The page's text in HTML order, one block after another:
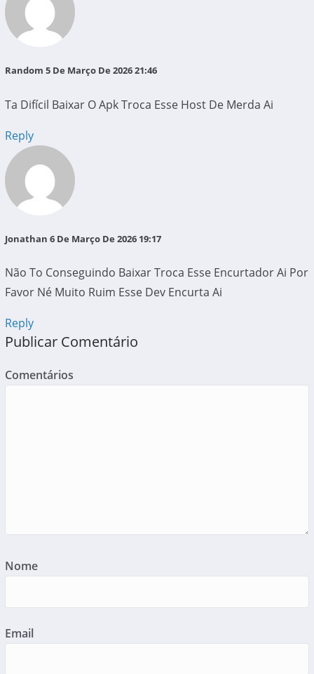
Random 5 De Março De 2026 21:46
Ta Difícil Baixar O Apk Troca Esse Host De Merda Ai
Reply
Jonathan 6 De Março De 2026 19:17
Não To Conseguindo Baixar Troca Esse Encurtador Ai Por
Favor Né Muito Ruim Esse Dev Encurta Ai
Reply
Publicar Comentário
Comentários
Nome
Email